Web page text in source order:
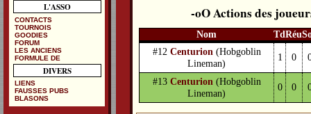
Actions des
Nom TdRéu
#12 Centurion (Hobgoblin
Lineman)
1 0
#13 Centurion (Hobgoblin
Lineman)
0 0
L'ASSO
CONTACTS
TOURNOIS
GOODIES
FORUM
LES ANCIENS
FORMULE DE
DIVERS
LIENS
FAUSSES PUBS
BLASONS